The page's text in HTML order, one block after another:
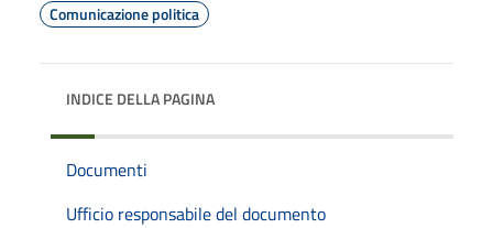
Comunicazione politica
INDICE DELLA PAGINA
Documenti
Ufficio responsabile del documento